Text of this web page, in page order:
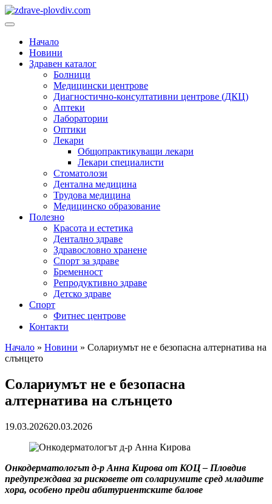
Преминете
към
Основно
Начало
Новини
Здравен каталог
Болници
Медицински центрове
Диагностично-консултативни центрове (ДКЦ)
Аптеки
Лаборатории
Оптики
Лекари
Общопрактикуващи лекари
Лекари специалисти
Стоматолози
Дентална медицина
Трудова медицина
Медицинско образование
Полезно
Красота и естетика
Дентално здраве
Здравословно хранене
Спорт за здраве
Бременност
Репродуктивно здраве
Детско здраве
Спорт
Фитнес центрове
Контакти
Начало » Новини » Солариумът не е безопасна алтернатива на
слънцето
Солариумът не е безопасна
алтернатива на слънцето
19.03.202620.03.2026
Онкодерматологът д-р Анна Кирова от КОЦ – Пловдив
предупреждава за рисковете от солариумите сред младите
хора, особено преди абитуриентските балове